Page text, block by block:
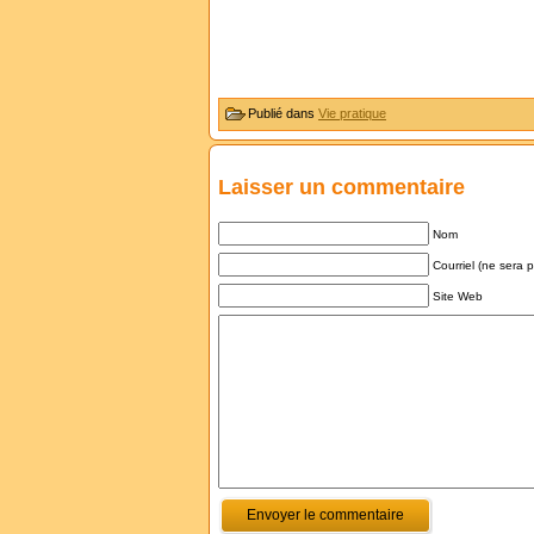
Publié dans Vie pratique
Laisser un commentaire
Nom
Courriel (ne sera
Site Web